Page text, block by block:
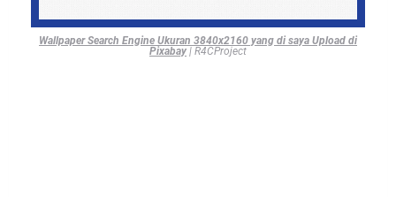
Wallpaper Search Engine Ukuran 3840x2160 yang di saya Upload di
Pixabay | R4CProject